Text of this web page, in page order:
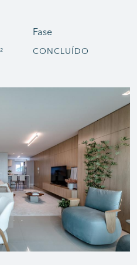
Fase
CONCLUÍDO